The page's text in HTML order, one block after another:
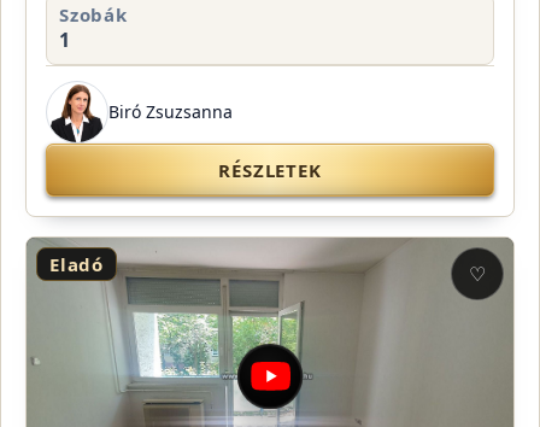
Szobák
1
Biró Zsuzsanna
RÉSZLETEK
Eladó ♡